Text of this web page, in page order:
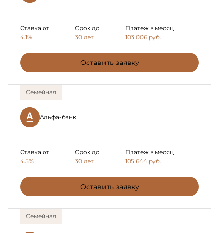
Ставка от
4.1%
Срок до
30 лет
Платеж в месяц
103 006 руб.
Оставить заявку
Семейная
Альфа-банк
Ставка от
4.5%
Срок до
30 лет
Платеж в месяц
105 644 руб.
Оставить заявку
Семейная